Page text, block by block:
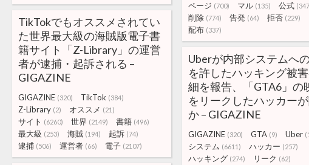
ページ (700) マル (135) 公式
削除 (774) 告発 (64) 拒否 (229)
配布 (337)
TikTokでもオススメされてい
た世界最大級の海賊版電子書
籍サイト「Z-Library」の運営
者が逮捕・起訴される –
GIGAZINE
GIGAZINE (320) TikTok (384)
Z-Library (2) オススメ (21)
サイト (6260) 世界 (2149) 書籍 (496)
最大級 (253) 海賊 (194) 起訴 (74)
逮捕 (506) 運営者 (66) 電子 (2107)
Uberが内部システムへ
を許したハッキング被
細を報告、「GTA6」の
をリークしたハッカー
か – GIGAZINE
GIGAZINE (320) GTA (9) Uber
システム (6611) ハッカー (257)
ハッキング (274) リーク (62)